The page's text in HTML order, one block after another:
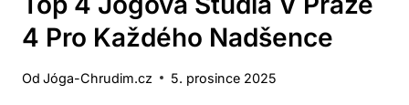
4 Pro Každého Nadšence
Od Jóga-Chrudim.cz 5. prosince 2025